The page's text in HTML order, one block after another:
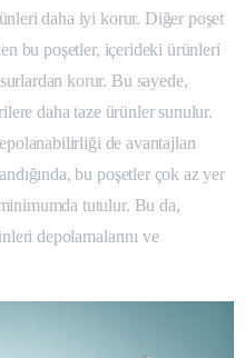
daha iyi korur. Diğer poşet
bu poşetler, içerideki ürünleri
korur. Bu sayede,
daha taze ürünler sunulur.
de avantajları
bu poşetler çok az yer
tutulur. Bu da,
depolamalarını ve